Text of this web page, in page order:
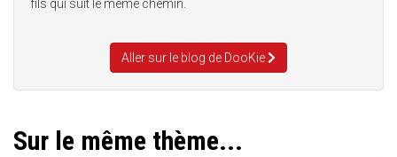
fils qui suit le même chemin.
Aller sur le blog de DooKie
Sur le même thème...